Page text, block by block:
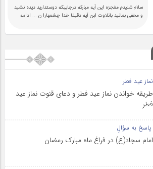
سلام شنیدم مغجزه این آیه مبارکه درجاییکه دوستدارید دیده نشید
و مخفی بمانید باتلاوت ابن آیه دقیقا خدا چشمهارا ن ... ادامه
نماز عید فطر
طریقه خواندن نماز عید فطر و دعای قنوت نماز عید
فطر
پاسخ به سؤالِ
امام سجاد(ع) در فراغ ماه مبارک رمضان